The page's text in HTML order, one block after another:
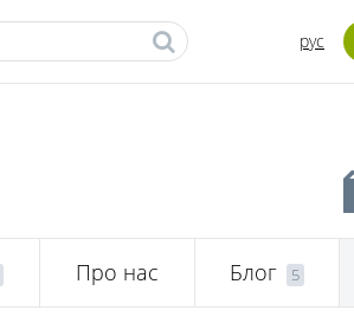
рус
Про нас Блог 5